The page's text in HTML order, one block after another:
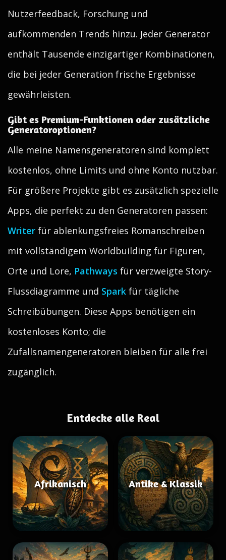
Nutzerfeedback, Forschung und
aufkommenden Trends hinzu. Jeder Generator
enthält Tausende einzigartiger Kombinationen,
die bei jeder Generation frische Ergebnisse
gewährleisten.
Gibt es Premium-Funktionen oder zusätzliche
Generatoroptionen?
Alle meine Namensgeneratoren sind komplett
kostenlos, ohne Limits und ohne Konto nutzbar.
Für größere Projekte gibt es zusätzlich spezielle
Apps, die perfekt zu den Generatoren passen:
Writer für ablenkungsfreies Romanschreiben
mit vollständigem Worldbuilding für Figuren,
Orte und Lore, Pathways für verzweigte Story-
Flussdiagramme und Spark für tägliche
Schreibübungen. Diese Apps benötigen ein
kostenloses Konto; die
Zufallsnamengeneratoren bleiben für alle frei
zugänglich.
Entdecke alle Real
Afrikanisch Antike & Klassik